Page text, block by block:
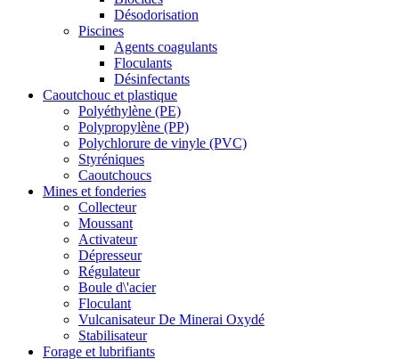
Désodorisation
Piscines
Agents coagulants
Floculants
Désinfectants
Caoutchouc et plastique
Polyéthylène (PE)
Polypropylène (PP)
Polychlorure de vinyle (PVC)
Styréniques
Caoutchoucs
Mines et fonderies
Collecteur
Moussant
Activateur
Dépresseur
Régulateur
Boule d\'acier
Floculant
Vulcanisateur De Minerai Oxydé
Stabilisateur
Forage et lubrifiants